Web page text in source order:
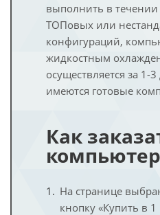
выполнить в течении
ТОПовых или
конфигураций,
жидкостным
осуществляется за 1-
имеются готовые
Как
На странице
кнопку «Купить в 1